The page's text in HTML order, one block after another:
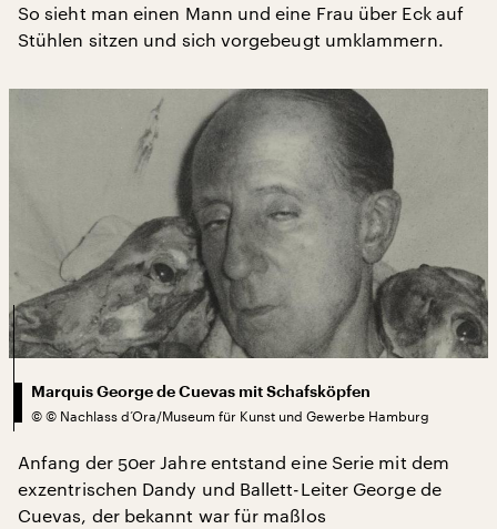
So sieht man einen Mann und eine Frau über Eck auf
Stühlen sitzen und sich vorgebeugt umklammern.
Marquis George de Cuevas mit Schafsköpfen
© © Nachlass d’Ora/Museum für Kunst und Gewerbe Hamburg
Anfang der 50er Jahre entstand eine Serie mit dem
exzentrischen Dandy und Ballett-Leiter George de
Cuevas, der bekannt war für maßlos